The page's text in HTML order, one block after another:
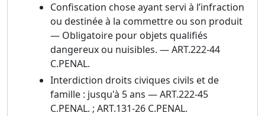
Confiscation chose ayant servi à l’infraction
ou destinée à la commettre ou son produit
— Obligatoire pour objets qualifiés
dangereux ou nuisibles. — ART.222-44
C.PENAL.
Interdiction droits civiques civils et de
famille : jusqu'à 5 ans — ART.222-45
C.PENAL. ; ART.131-26 C.PENAL.